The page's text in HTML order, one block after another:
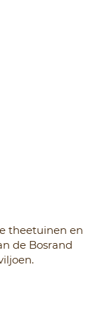
theetuinen en
de Bosrand